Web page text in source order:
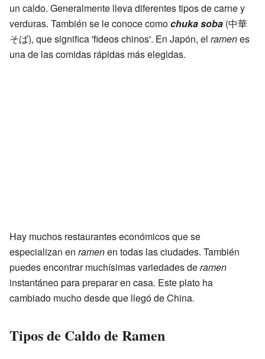
un caldo. Generalmente lleva diferentes tipos de carne y
verduras. También se le conoce comochuka soba (中華
そば), que significa 'fideos chinos'. En Japón, el ramenes
una de las comidas rápidas más elegidas.
Hay muchos restaurantes económicos que se
especializan en ramenen todas las ciudades. También
puedes encontrar muchísimas variedades deramen
instantáneo para preparar en casa. Este plato ha
cambiado mucho desde que llegó de China.
Tipos de Caldo de Ramen